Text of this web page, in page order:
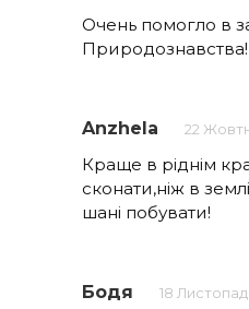
Очень помогло в
Anzhela 22
Краще в ріднім
сконати,ніж в
шані побувати!
Бодя 18